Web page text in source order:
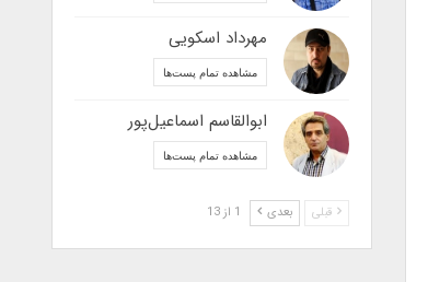
مهرداد اسکویی
مشاهده تمام پست‌ها
ابوالقاسم اسماعیل‌پور
مشاهده تمام پست‌ها
قبلی بعدی 1 از 13